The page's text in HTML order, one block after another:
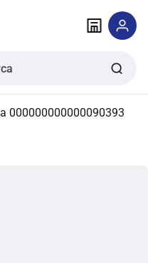
000000000000090393